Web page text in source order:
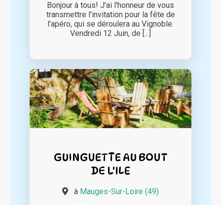
Bonjour à tous! J'ai l'honneur de vous
transmettre l'invitation pour la fête de
l'apéro, qui se déroulera au Vignoble.
Vendredi 12 Juin, de [...]
GUINGUETTE AU BOUT
DE L'ILE
à Mauges-Sur-Loire (49)